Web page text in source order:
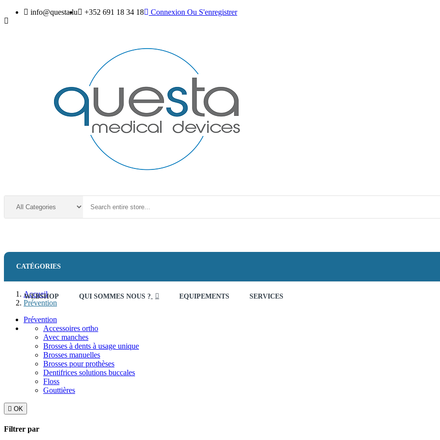
info@questa.lu +352 691 18 34 18 Connexion Ou S'enregistrer
CATÉGORIES
WEBSHOP QUI SOMMES NOUS ? EQUIPEMENTS SERVICES
Accueil
Prévention
Prévention
Accessoires ortho
Avec manches
Brosses à dents à usage unique
Brosses manuelles
Brosses pour prothèses
Dentifrices solutions buccales
Floss
Gouttières
 OK
Filtrer par